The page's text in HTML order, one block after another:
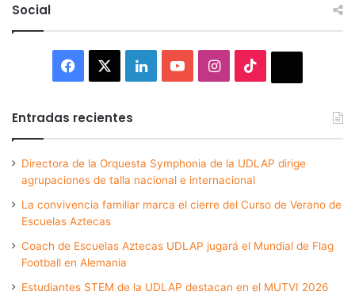
Social
Facebook LinkedInYouTubeInstagram
Entradas recientes
Directora de la Orquesta Symphonia de la UDLAP dirige
agrupaciones de talla nacional e internacional
La convivencia familiar marca el cierre del Curso de Verano de
Escuelas Aztecas
Coach de Escuelas Aztecas UDLAP jugará el Mundial de Flag
Football en Alemania
Estudiantes STEM de la UDLAP destacan en el MUTVI 2026